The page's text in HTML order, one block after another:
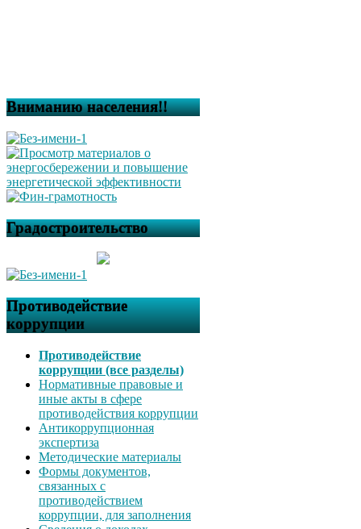
Вниманию населения!!
Градостроительство
Противодействие
коррупции
Противодействие
коррупции (все разделы)
Нормативные правовые и
иные акты в сфере
противодействия коррупции
Антикоррупционная
экспертиза
Методические материалы
Формы документов,
связанных с
противодействием
коррупции, для заполнения